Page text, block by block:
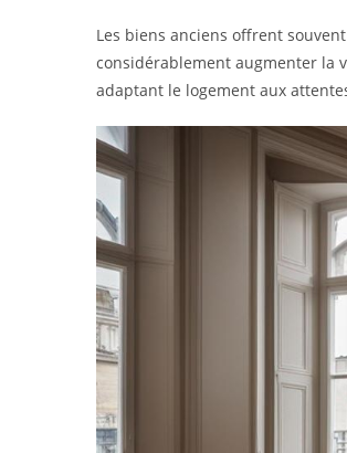
Les biens anciens offrent
considérablement augmenter la
adaptant le logement aux